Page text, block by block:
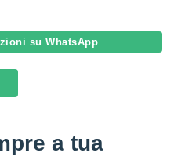
su WhatsApp
a tua